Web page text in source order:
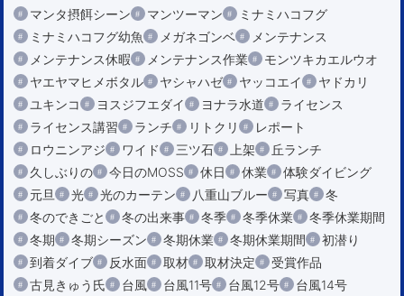
マンタ摂餌シーン
マンツーマン
ミナミハコフグ
ミナミハコフグ幼魚
メガネゴンベ
メンテナンス
メンテナンス休暇
メンテナンス作業
モンツキカエルウオ
ヤエヤマヒメボタル
ヤシャハゼ ヤッコエイ
ヤドカリ
ユキンコ
ヨスジフエダイ ヨナラ水道
ライセンス
ライセンス講習
ランチ リトクリ
レポート
ロウニンアジ
ワイド 三ツ石 上架
丘ランチ
久しぶりの
今日のMOSS 休日 休業
体験ダイビング
元旦
光 光のカーテン 八重山ブルー 写真
冬
冬のできごと
冬の出来事 冬季 冬季休業
冬季休業期間
冬期
冬期シーズン 冬期休業 冬期休業期間
初潜り
到着ダイブ
反水面 取材 取材決定
受賞作品
古見きゅう氏
台風 台風11号 台風12号
台風14号